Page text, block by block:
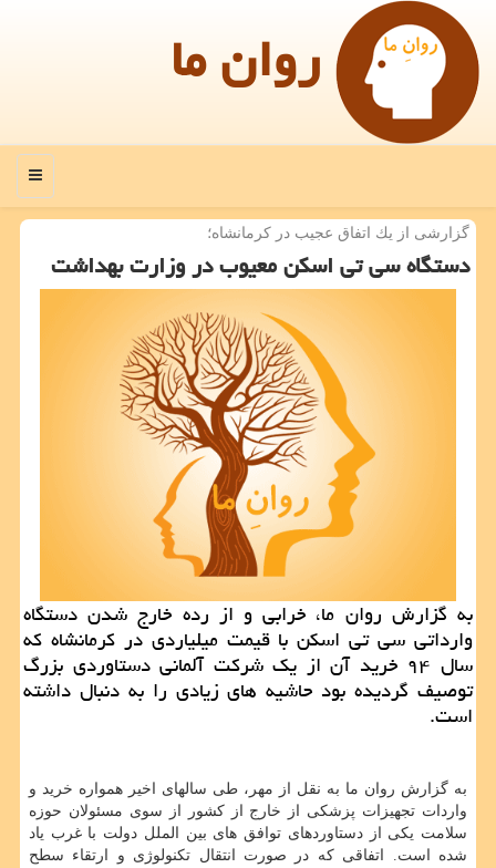
روان ما
منو
گزارشی از یك اتفاق عجیب در كرمانشاه؛
دستگاه سی تی اسكن معیوب در وزارت بهداشت
به گزارش روان ما، خرابی و از رده خارج شدن دستگاه
وارداتی سی تی اسكن با قیمت میلیاردی در كرمانشاه كه
سال ۹۴ خرید آن از یك شركت آلمانی دستاوردی بزرگ
توصیف گردیده بود حاشیه های زیادی را به دنبال داشته
است.
به گزارش روان ما به نقل از مهر، طی سالهای اخیر همواره خرید و
واردات تجهیزات پزشكی از خارج از كشور از سوی مسئولان حوزه
سلامت یكی از دستاوردهای توافق های بین الملل دولت با غرب یاد
شده است. اتفاقی كه در صورت انتقال تكنولوژی و ارتقاء سطح